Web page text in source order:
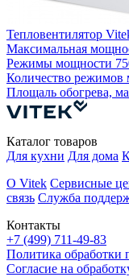
Тепловентилятор
Максимальная
Режимы мощности
Количество режимов
Площаль обогрева,
Контакты
+7 (499) 711-49-83
Каталог товаров
Для кухни Для дома
О Vitek Сервисные
связь Служба
Политика обработки
Согласие на